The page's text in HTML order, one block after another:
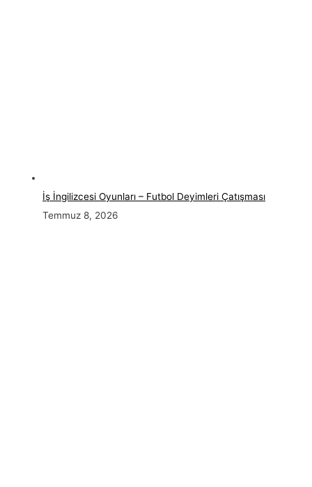
İş İngilizcesi Oyunları – Futbol Deyimleri Çatışması
Temmuz 8, 2026